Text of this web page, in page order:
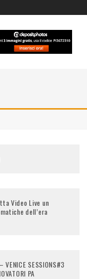
Video Live un
dell’era
VENICE SESSIONS#3
PA